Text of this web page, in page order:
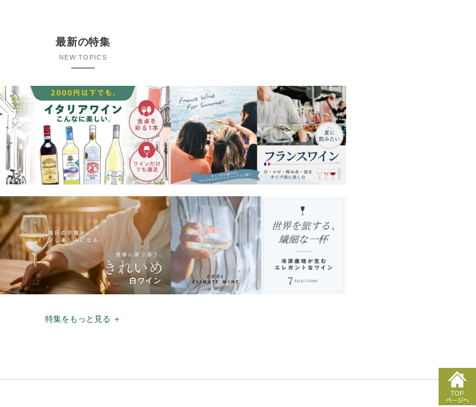
最新の特集
NEW TOPICS
特集をもっと見る ＋